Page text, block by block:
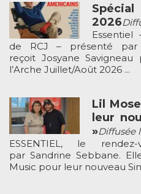
2026
Essentiel
de RCJ – présenté par
reçoit Josyane
l’Arche Juillet/Août 2026 ...
Lil
leur
»Diffusée
ESSENTIEL, le
par Sandrine Sebbane.
Music pour leur nouveau